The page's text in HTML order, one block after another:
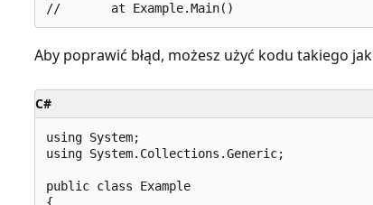
Aby poprawić błąd, możesz użyć kodu takiego
C#
using System;
using System.Collections.Generic;
public class Example
{